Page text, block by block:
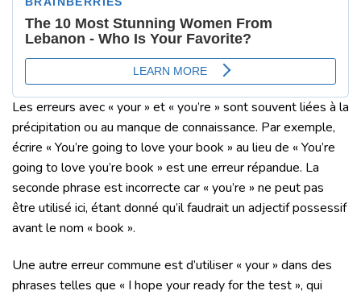
Les erreurs avec « your » et « you’re » sont souvent liées à la
précipitation ou au manque de connaissance. Par exemple,
écrire « You’re going to love your book » au lieu de « You’re
going to love you’re book » est une erreur répandue. La
seconde phrase est incorrecte car « you’re » ne peut pas
être utilisé ici, étant donné qu’il faudrait un adjectif possessif
avant le nom « book ».
Une autre erreur commune est d’utiliser « your » dans des
phrases telles que « I hope your ready for the test », qui